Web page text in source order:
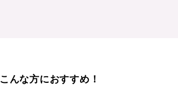
こんな方におすすめ！